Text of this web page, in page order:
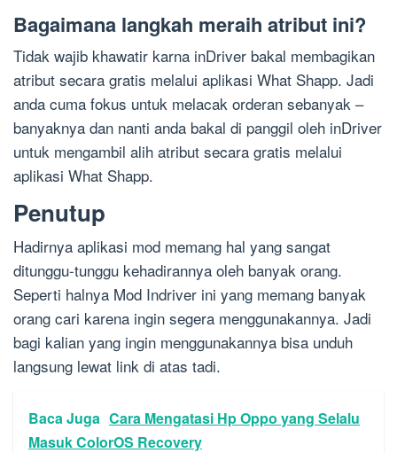
Bagaimana langkah meraih atribut ini?
Tidak wajib khawatir karna inDriver bakal membagikan
atribut secara gratis melalui aplikasi What Shapp. Jadi
anda cuma fokus untuk melacak orderan sebanyak –
banyaknya dan nanti anda bakal di panggil oleh inDriver
untuk mengambil alih atribut secara gratis melalui
aplikasi What Shapp.
Penutup
Hadirnya aplikasi mod memang hal yang sangat
ditunggu-tunggu kehadirannya oleh banyak orang.
Seperti halnya Mod Indriver ini yang memang banyak
orang cari karena ingin segera menggunakannya. Jadi
bagi kalian yang ingin menggunakannya bisa unduh
langsung lewat link di atas tadi.
Baca Juga Cara Mengatasi Hp Oppo yang Selalu
Masuk ColorOS Recovery